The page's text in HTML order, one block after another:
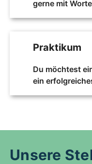
gerne mit
Mit einem
Praktikum
Du möchtest
ein
Unsere